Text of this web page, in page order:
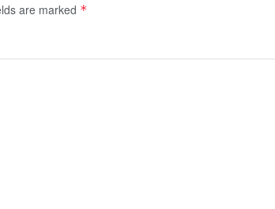
are marked *